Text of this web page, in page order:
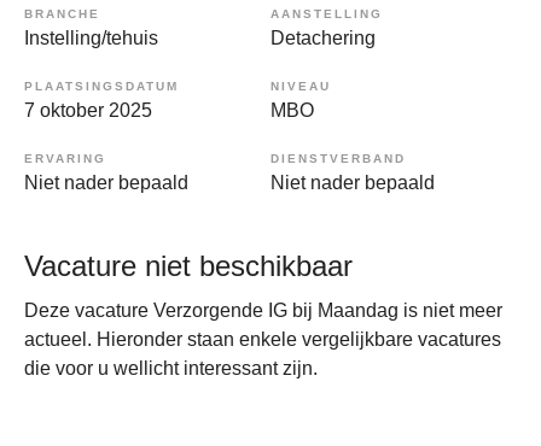
BRANCHE
Instelling/tehuis
AANSTELLING
Detachering
PLAATSINGSDATUM
7 oktober 2025
NIVEAU
MBO
ERVARING
Niet nader bepaald
DIENSTVERBAND
Niet nader bepaald
Vacature niet beschikbaar
Deze vacature Verzorgende IG bij Maandag is niet meer
actueel. Hieronder staan enkele vergelijkbare vacatures
die voor u wellicht interessant zijn.